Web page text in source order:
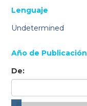
Lenguaje
Undetermined
Año de Publicación
De: